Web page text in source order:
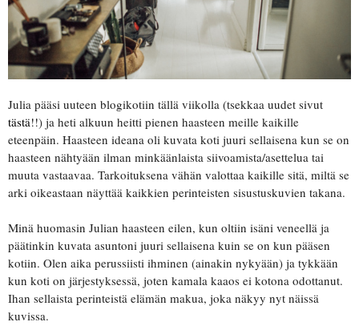
Julia pääsi uuteen blogikotiin tällä viikolla (tsekkaa uudet sivut
tästä!!) ja heti alkuun heitti pienen haasteen meille kaikille
eteenpäin. Haasteen ideana oli kuvata koti juuri sellaisena kun se on
haasteen nähtyään ilman minkäänlaista siivoamista/asettelua tai
muuta vastaavaa. Tarkoituksena vähän valottaa kaikille sitä, miltä se
arki oikeastaan näyttää kaikkien perinteisten sisustuskuvien takana.
Minä huomasin Julian haasteen eilen, kun oltiin isäni veneellä ja
päätinkin kuvata asuntoni juuri sellaisena kuin se on kun pääsen
kotiin. Olen aika perussiisti ihminen (ainakin nykyään) ja tykkään
kun koti on järjestyksessä, joten kamala kaaos ei kotona odottanut.
Ihan sellaista perinteistä elämän makua, joka näkyy nyt näissä
kuvissa.